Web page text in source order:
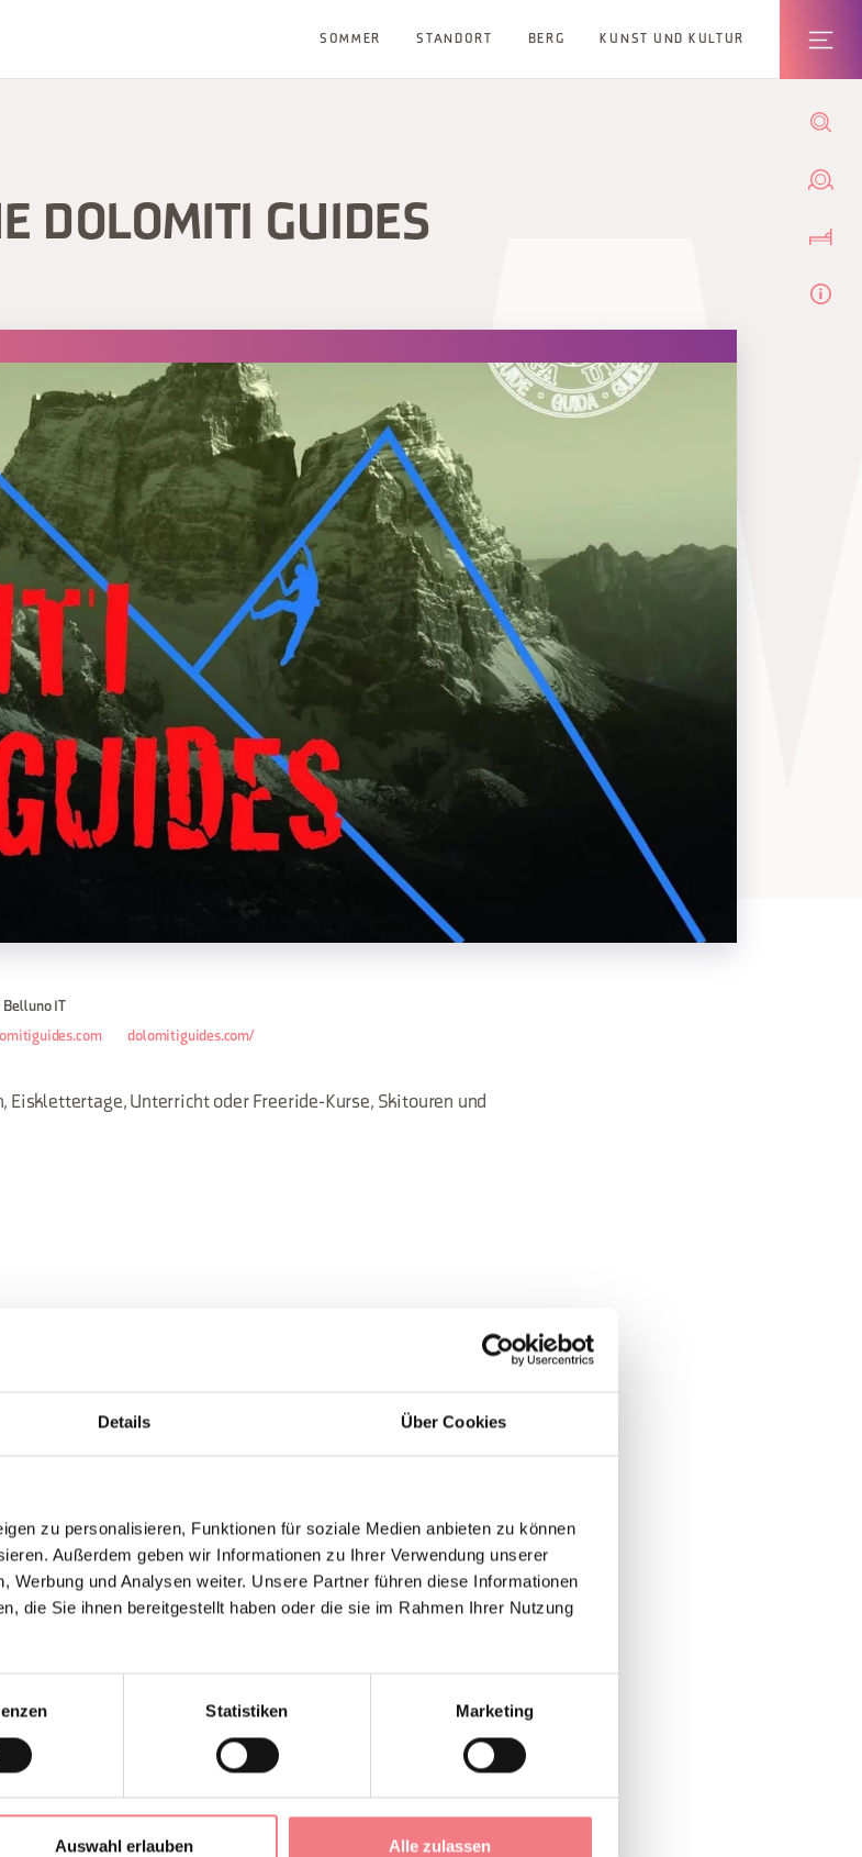
Details Über Cookies
zu personalisieren, Funktionen für soziale Medien anbieten zu können
Außerdem geben wir Informationen zu Ihrer Verwendung unserer
Werbung und Analysen weiter. Unsere Partner führen diese Informationen
die Sie ihnen bereitgestellt haben oder die sie im Rahmen Ihrer Nutzung
Statistiken Marketing
Auswahl erlauben Alle zulassen
SOMMER STANDORT BERG KUNST UND KULTUR
DOLOMITI GUIDES
Belluno IT
dolomitiguides.com/
Eisklettertage, Unterricht oder Freeride-Kurse, Skitouren und